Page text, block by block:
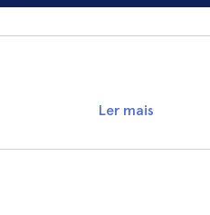
Ler mais